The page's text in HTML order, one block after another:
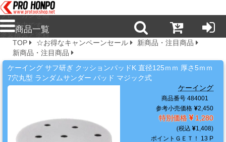
新
商
品・
品
プロ本舗ではス
プレーガンを格
安販売中です。
塗装機器と塗料
の販売は京都の
プロホンポで！
商品一覧
TOP ☆お得なキャンペーンセール
新商品・注目商品
新商品・注目商品
ケーイング サフ研ぎ クッションパッドK 直径125ｍｍ 厚さ5ｍｍ
7穴丸型 ランダムサンダー パッド マジック式
ケーイング
商品番号 484001
参考小売価格
2,450
特別価格 1,280
1,408
ポイントＧＥＴ！ 13 P